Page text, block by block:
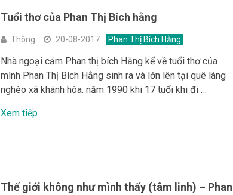
Tuổi thơ của Phan Thị Bích hằng
Thông 20-08-2017 Phan Thị Bích Hằng
Nhà ngoại cảm Phan thị bích Hằng kể về tuổi thơ của
mình Phan Thị Bích Hằng sinh ra và lớn lên tại quê làng
nghèo xã khánh hòa. năm 1990 khi 17 tuổi khi đi …
Xem tiếp
Thế giới không như mình thấy (tâm linh) – Phan